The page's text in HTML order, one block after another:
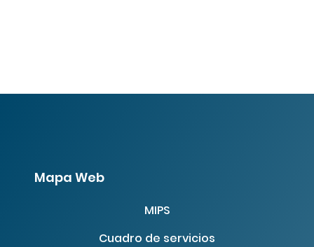
Mapa Web
MIPS
Cuadro de servicios